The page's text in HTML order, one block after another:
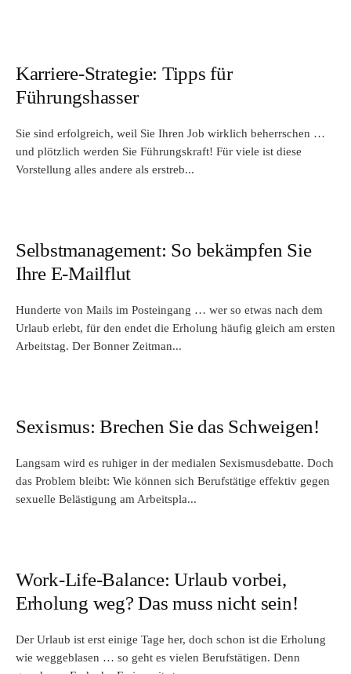
Karriere-Strategie: Tipps für
Führungshasser
Sie sind erfolgreich, weil Sie Ihren Job wirklich beherrschen …
und plötzlich werden Sie Führungskraft! Für viele ist diese
Vorstellung alles andere als erstreb...
Selbstmanagement: So bekämpfen Sie
Ihre E-Mailflut
Hunderte von Mails im Posteingang … wer so etwas nach dem
Urlaub erlebt, für den endet die Erholung häufig gleich am ersten
Arbeitstag. Der Bonner Zeitman...
Sexismus: Brechen Sie das Schweigen!
Langsam wird es ruhiger in der medialen Sexismusdebatte. Doch
das Problem bleibt: Wie können sich Berufstätige effektiv gegen
sexuelle Belästigung am Arbeitspla...
Work-Life-Balance: Urlaub vorbei,
Erholung weg? Das muss nicht sein!
Der Urlaub ist erst einige Tage her, doch schon ist die Erholung
wie weggeblasen … so geht es vielen Berufstätigen. Denn